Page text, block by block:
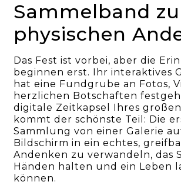
Sammelband
physischen
Das Fest ist vorbei, aber die
beginnen erst. Ihr interaktives
hat eine Fundgrube an Fotos,
herzlichen Botschaften
digitale Zeitkapsel Ihres
kommt der schönste Teil: Die
Sammlung von einer Galerie
Bildschirm in ein echtes,
Andenken zu verwandeln, das
Händen halten und ein Leben
können.